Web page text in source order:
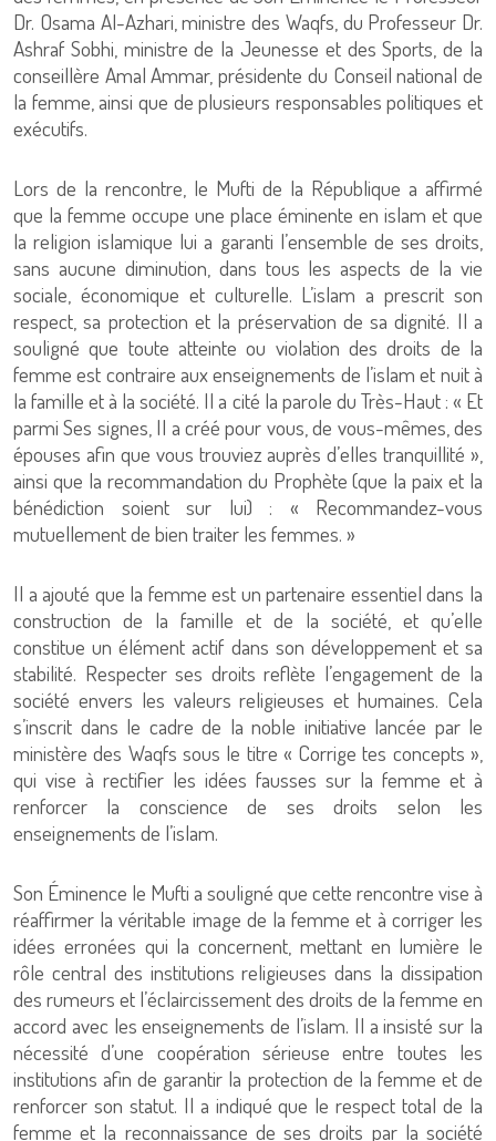
Dr. Osama Al-Azhari, ministre des Waqfs, du Professeur Dr.
Ashraf Sobhi, ministre de la Jeunesse et des Sports, de la
conseillère Amal Ammar, présidente du Conseil national de
la femme, ainsi que de plusieurs responsables politiques et
exécutifs.
Lors de la rencontre, le Mufti de la République a affirmé
que la femme occupe une place éminente en islam et que
la religion islamique lui a garanti l’ensemble de ses droits,
sans aucune diminution, dans tous les aspects de la vie
sociale, économique et culturelle. L’islam a prescrit son
respect, sa protection et la préservation de sa dignité. Il a
souligné que toute atteinte ou violation des droits de la
femme est contraire aux enseignements de l’islam et nuit à
la famille et à la société. Il a cité la parole du Très-Haut : « Et
parmi Ses signes, Il a créé pour vous, de vous-mêmes, des
épouses afin que vous trouviez auprès d’elles tranquillité »,
ainsi que la recommandation du Prophète (que la paix et la
bénédiction soient sur lui) : « Recommandez-vous
mutuellement de bien traiter les femmes. »
Il a ajouté que la femme est un partenaire essentiel dans la
construction de la famille et de la société, et qu’elle
constitue un élément actif dans son développement et sa
stabilité. Respecter ses droits reflète l’engagement de la
société envers les valeurs religieuses et humaines. Cela
s’inscrit dans le cadre de la noble initiative lancée par le
ministère des Waqfs sous le titre « Corrige tes concepts »,
qui vise à rectifier les idées fausses sur la femme et à
renforcer la conscience de ses droits selon les
enseignements de l’islam.
Son Éminence le Mufti a souligné que cette rencontre vise à
réaffirmer la véritable image de la femme et à corriger les
idées erronées qui la concernent, mettant en lumière le
rôle central des institutions religieuses dans la dissipation
des rumeurs et l’éclaircissement des droits de la femme en
accord avec les enseignements de l’islam. Il a insisté sur la
nécessité d’une coopération sérieuse entre toutes les
institutions afin de garantir la protection de la femme et de
renforcer son statut. Il a indiqué que le respect total de la
femme et la reconnaissance de ses droits par la société